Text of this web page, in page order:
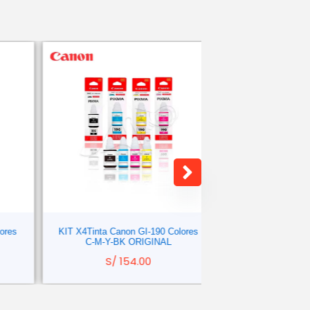
KIT X4Tinta Canon GI-190 Colores
C-M-Y-BK ORIGINAL
154.00